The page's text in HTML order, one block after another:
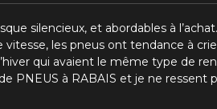
silencieux, et abordables à
les pneus ont tendance à
qui avaient le même type de
PNEUS à RABAIS et je ne ressent